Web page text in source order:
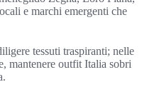
e marchi emergenti che
tessuti traspiranti; nelle
mantenere outfit Italia sobri